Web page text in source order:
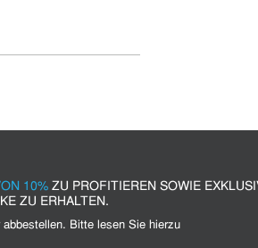
10% ZU PROFITIEREN SOWIE
ZU ERHALTEN.